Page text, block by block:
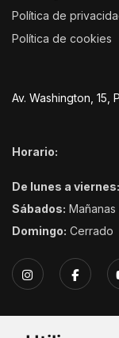
Política de
Política de cookies
Av. Washington, 15,
Horario:
De lunes a viernes:
Sábados: Mañanas
Domingo: Cerrado